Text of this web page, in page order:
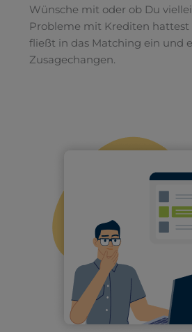
Wünsche mit oder ob Du
Probleme mit Krediten hattest
fließt in das Matching ein und
Zusagechangen.